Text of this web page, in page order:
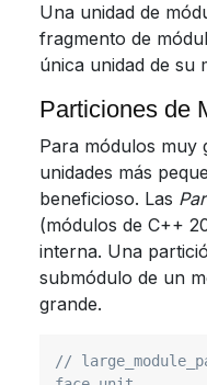
Una unidad de
fragmento de
única unidad de su
Particiones de
Para módulos muy
unidades más
beneficioso. Las
(módulos de C++
interna. Una
submódulo de un
grande.
//